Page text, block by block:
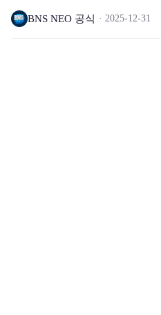
BNS NEO 공식 2025-12-31